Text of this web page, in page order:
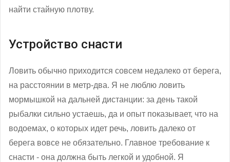
найти стайную плотву.
Устройство снасти
Ловить обычно приходится совсем недалеко от берега,
на расстоянии в метр-два. Я не люблю ловить
мормышкой на дальней дистанции: за день такой
рыбалки сильно устаешь, да и опыт показывает, что на
водоемах, о которых идет речь, ловить далеко от
берега вовсе не обязательно. Главное требование к
снасти - она должна быть легкой и удобной. Я